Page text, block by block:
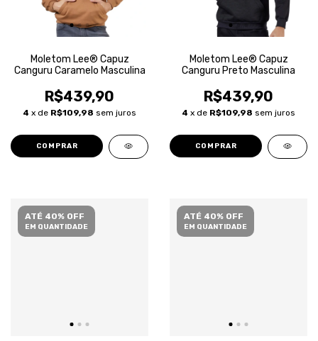
Moletom Lee® Capuz
Canguru Caramelo Masculina
R$439,90
4 x de R$109,98 sem juros
COMPRAR
Moletom Lee® Capuz
Canguru Preto Masculina
R$439,90
4 x de R$109,98 sem juros
COMPRAR
ATÉ 40% OFF
EM QUANTIDADE
ATÉ 40% OFF
EM QUANTIDADE